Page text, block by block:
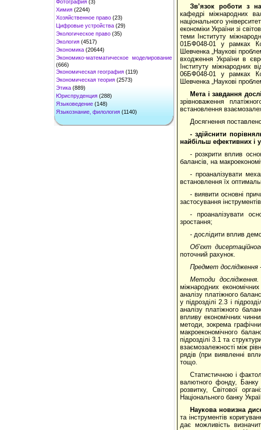
Фотография (3)
Химия (2244)
Хозяйственное право (23)
Цифровые устройства (29)
Экологическое право (35)
Экология (4517)
Экономика (20644)
Экономико-математическое моделирование
(666)
Экономическая география (119)
Экономическая теория (2573)
Этика (889)
Юриспруденция (288)
Языковедение (148)
Языкознание, филология (1140)
Зв’язок роботи з
кафедрі міжнародних
національного
економіки України зі
теми Інституту
01БФ048-01 у рамках
Шевченка „Наукові
входження України в
Інституту міжнародних
06БФ048-01 у рамках
Шевченка „Наукові
Мета і завдання
зрівноваження
встановлення
Досягнення
- здійснити
найбільш ефективних і
- розкрити вплив
балансів, на
- проаналізувати
встановлення їх
- виявити основні
застосування
- проаналізувати
зростання;
- дослідити вплив
Об’єкт
поточний рахунок.
Предмет дослідження
Методи дослідження.
міжнародних
аналізу платіжного
у підрозділі 2.3 і
аналізу платіжного
впливу економічних
методи, зокрема
макроекономічного
підрозділі 3.1 та
взаємозалежності між
рядів (при виявленні
тощо.
Статистичною і
валютного фонду, Банку
розвитку, Світової
Національного банку
Наукова новизна
та інструментів
дає можливість